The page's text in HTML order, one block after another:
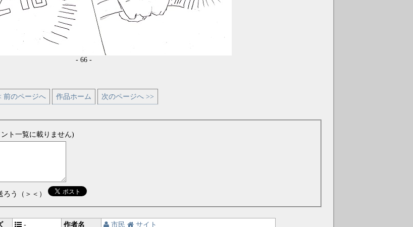
- 66 -
前のページへ 作品ホーム 次のページへ >>
ント一覧に載りません)
う（＞＜）
- 作者名 市民 サイト